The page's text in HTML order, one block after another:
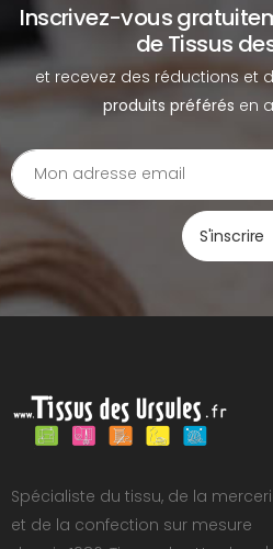
Inscrivez-vous
de Tissus
et recevez des réductions et
produits préférés en
S'inscrire
Spécialiste du tissu, de la
et de la confection sur mesure